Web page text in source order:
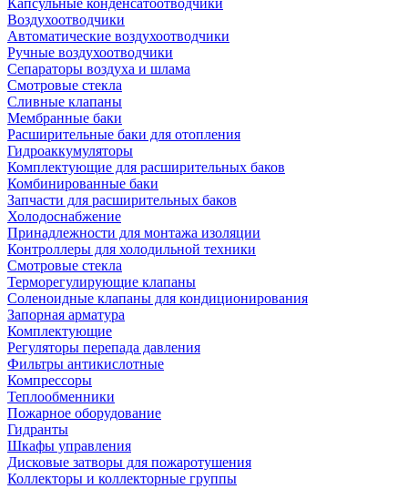
Капсульные конденсатоотводчики
Воздухоотводчики
Автоматические воздухоотводчики
Ручные воздухоотводчики
Сепараторы воздуха и шлама
Смотровые стекла
Сливные клапаны
Мембранные баки
Расширительные баки для отопления
Гидроаккумуляторы
Комплектующие для расширительных баков
Комбинированные баки
Запчасти для расширительных баков
Холодоснабжение
Принадлежности для монтажа изоляции
Контроллеры для холодильной техники
Смотровые стекла
Терморегулирующие клапаны
Соленоидные клапаны для кондиционирования
Запорная арматура
Комплектующие
Регуляторы перепада давления
Фильтры антикислотные
Компрессоры
Теплообменники
Пожарное оборудование
Гидранты
Шкафы управления
Дисковые затворы для пожаротушения
Коллекторы и коллекторные группы